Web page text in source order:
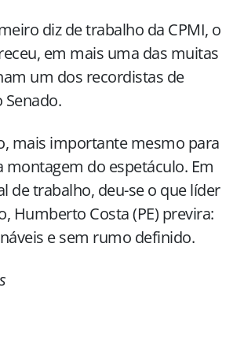
diz de trabalho da CPMI, o
em mais uma das muitas
um dos recordistas de
mais importante mesmo para
montagem do espetáculo. Em
de trabalho, deu-se o que líder
Humberto Costa (PE) previra:
e sem rumo definido.